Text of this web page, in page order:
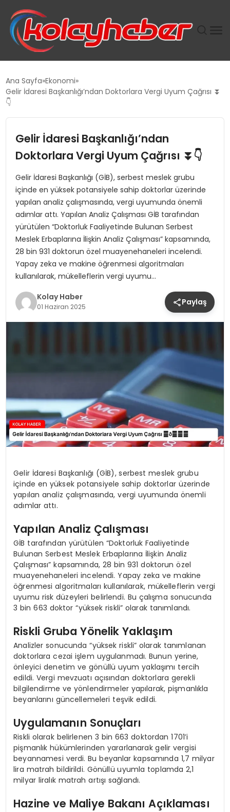
TANYER YAPI ZEMIN MÜHENDISLIĞINDE HEDEF
BÜYÜTTÜ
TOROSLAR’DA PAZAR GERGİNLİĞİ!
Ana Sayfa Ekonomi
Gelir İdaresi Başkanlığı’ndan Doktorlara Vergi Uyum Çağrısı ⏬
👇
Gelir İdaresi Başkanlığı’ndan
Doktorlara Vergi Uyum Çağrısı ⏬👇
Gelir İdaresi Başkanlığı (GİB), serbest meslek grubu
içinde en yüksek potansiyele sahip doktorlar üzerinde
yapılan analiz çalışmasında, vergi uyumunda önemli
adımlar attı. Yapılan Analiz Çalışması GİB tarafından
yürütülen “Doktorluk Faaliyetinde Bulunan Serbest
Meslek Erbaplarına İlişkin Analiz Çalışması” kapsamında,
28 bin 931 doktorun özel muayenehaneleri incelendi.
Yapay zeka ve makine öğrenmesi algoritmaları
kullanılarak, mükelleflerin vergi uyumu…
Kolay Haber
01 Haziran 2025 Paylaş
Gelir İdaresi Başkanlığı (GİB), serbest meslek grubu
içinde en yüksek potansiyele sahip doktorlar üzerinde
yapılan analiz çalışmasında, vergi uyumunda önemli
adımlar attı.
Yapılan Analiz Çalışması
GİB tarafından yürütülen “Doktorluk Faaliyetinde
Bulunan Serbest Meslek Erbaplarına İlişkin Analiz
Çalışması” kapsamında, 28 bin 931 doktorun özel
muayenehaneleri incelendi. Yapay zeka ve makine
öğrenmesi algoritmaları kullanılarak, mükelleflerin vergi
uyumu risk düzeyleri belirlendi. Bu çalışma sonucunda
3 bin 663 doktor “yüksek riskli” olarak tanımlandı.
Riskli Gruba Yönelik Yaklaşım
Analizler sonucunda “yüksek riskli” olarak tanımlanan
doktorlara cezai işlem uygulanmadı. Bunun yerine,
önleyici denetim ve gönüllü uyum yaklaşımı tercih
edildi. Vergi mevzuatı açısından doktorlara gerekli
bilgilendirme ve yönlendirmeler yapılarak, pişmanlıkla
beyanlarını güncellemeleri teşvik edildi.
Uygulamanın Sonuçları
Riskli olarak belirlenen 3 bin 663 doktordan 1701’i
pişmanlık hükümlerinden yararlanarak gelir vergisi
beyannamesi verdi. Bu beyanlar kapsamında 1,7 milyar
lira matrah bildirildi. Gönüllü uyumla toplamda 2,1
milyar liralık matrah artışı sağlandı.
Hazine ve Maliye Bakanı Açıklaması